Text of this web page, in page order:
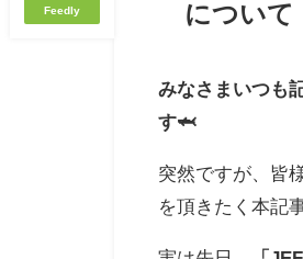
Feedly
について
みなさまいつも
す🦈
突然ですが、皆
を頂きたく本記